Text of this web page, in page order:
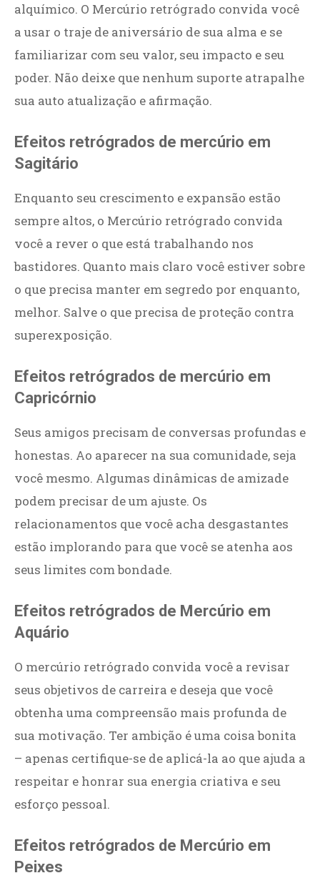
alquímico. O Mercúrio retrógrado convida você
a usar o traje de aniversário de sua alma e se
familiarizar com seu valor, seu impacto e seu
poder. Não deixe que nenhum suporte atrapalhe
sua auto atualização e afirmação.
Efeitos retrógrados de mercúrio em
Sagitário
Enquanto seu crescimento e expansão estão
sempre altos, o Mercúrio retrógrado convida
você a rever o que está trabalhando nos
bastidores. Quanto mais claro você estiver sobre
o que precisa manter em segredo por enquanto,
melhor. Salve o que precisa de proteção contra
superexposição.
Efeitos retrógrados de mercúrio em
Capricórnio
Seus amigos precisam de conversas profundas e
honestas. Ao aparecer na sua comunidade, seja
você mesmo. Algumas dinâmicas de amizade
podem precisar de um ajuste. Os
relacionamentos que você acha desgastantes
estão implorando para que você se atenha aos
seus limites com bondade.
Efeitos retrógrados de Mercúrio em
Aquário
O mercúrio retrógrado convida você a revisar
seus objetivos de carreira e deseja que você
obtenha uma compreensão mais profunda de
sua motivação. Ter ambição é uma coisa bonita
– apenas certifique-se de aplicá-la ao que ajuda a
respeitar e honrar sua energia criativa e seu
esforço pessoal.
Efeitos retrógrados de Mercúrio em
Peixes